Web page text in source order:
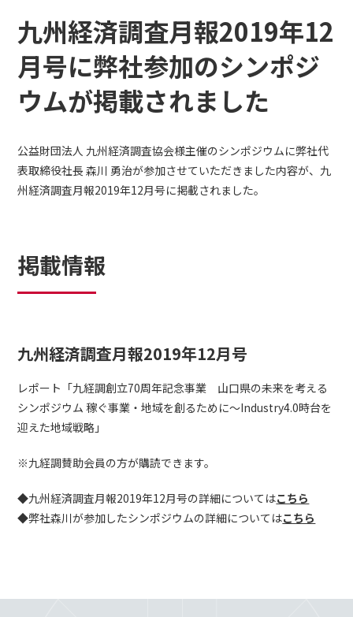
九州経済調査月報2019年12
月号に弊社参加のシンポジ
ウムが掲載されました
公益財団法人 九州経済調査協会様主催のシンポジウムに弊社代
表取締役社長 森川 勇治が参加させていただきました内容が、九
州経済調査月報2019年12月号に掲載されました。
掲載情報
九州経済調査月報2019年12月号
レポート「九経調創立70周年記念事業 山口県の未来を考える
シンポジウム 稼ぐ事業・地域を創るために～Industry4.0時台を
迎えた地域戦略」
※九経調賛助会員の方が購読できます。
◆九州経済調査月報2019年12月号の詳細についてはこちら
◆弊社森川が参加したシンポジウムの詳細についてはこちら